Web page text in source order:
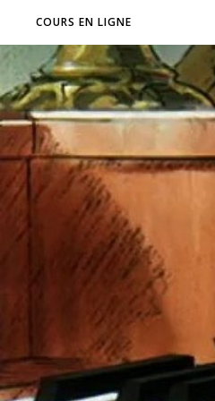
COURS EN LIGNE